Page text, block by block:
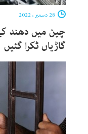
چین میں دھند
گاڑیاں ٹکرا گئیں